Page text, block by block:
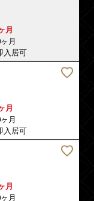
月
月
入居可
月
月
入居可
月
月